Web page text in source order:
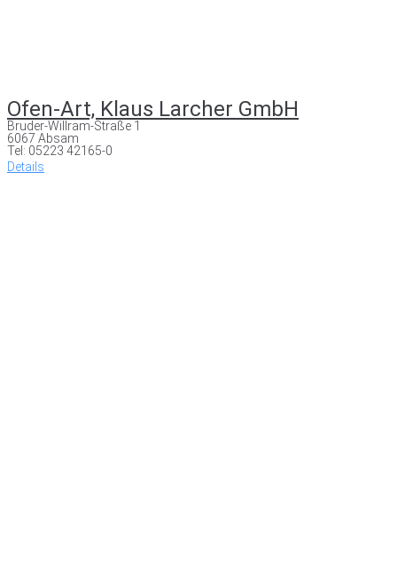
Ofen-Art, Klaus Larcher GmbH
Bruder-Willram-Straße 1
6067 Absam
Tel: 05223 42165-0
Details